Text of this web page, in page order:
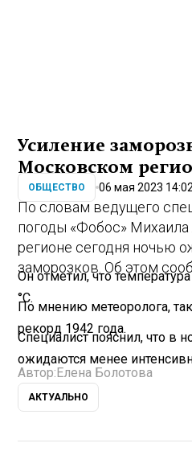
Усиление
Московском
ОБЩЕСТВО 06 мая 2023 14:02
По словам ведущего
погоды «Фобос»
регионе сегодня ночью
заморозков. Об этом
Он отметил, что
°С.
По мнению метеоролога,
рекорд 1942 года.
Специалист пояснил, что в
ожидаются менее
Автор: Елена Болотова
АКТУАЛЬНО